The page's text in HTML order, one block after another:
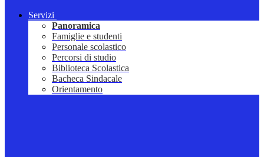
Servizi
Panoramica
Famiglie e studenti
Personale scolastico
Percorsi di studio
Biblioteca Scolastica
Bacheca Sindacale
Orientamento